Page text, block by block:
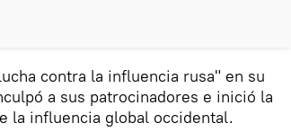
contra la influencia rusa" en su
a sus patrocinadores e inició la
la influencia global occidental.